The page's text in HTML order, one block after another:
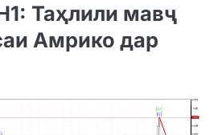
Таҳлили мавҷ
Амрико дар